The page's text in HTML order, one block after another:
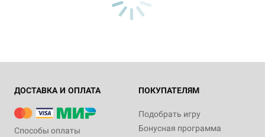
ДОСТАВКА И ОПЛАТА
Способы оплаты
ПОКУПАТЕЛЯМ
Подобрать игру
Бонусная программа